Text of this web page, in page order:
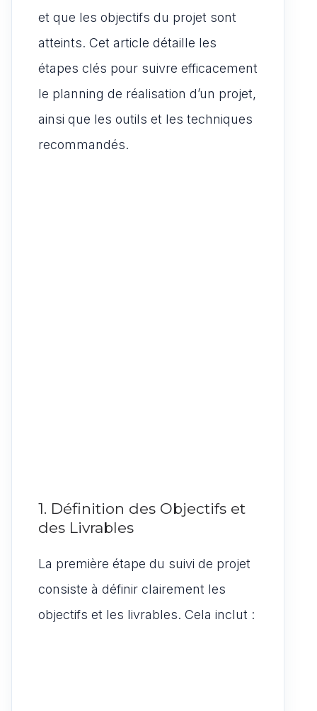
et que les objectifs du projet sont
atteints. Cet article détaille les
étapes clés pour suivre efficacement
le planning de réalisation d’un projet,
ainsi que les outils et les techniques
recommandés.
1. Définition des Objectifs et
des Livrables
La première étape du suivi de projet
consiste à définir clairement les
objectifs et les livrables. Cela inclut :